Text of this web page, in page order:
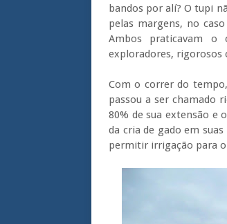
bandos por alí? O tupi
pelas margens, no
Ambos praticavam o
exploradores, rigorosos
Com o correr do
passou a ser chamado
80% de sua extensão e
da cria de gado em
permitir irrigação para